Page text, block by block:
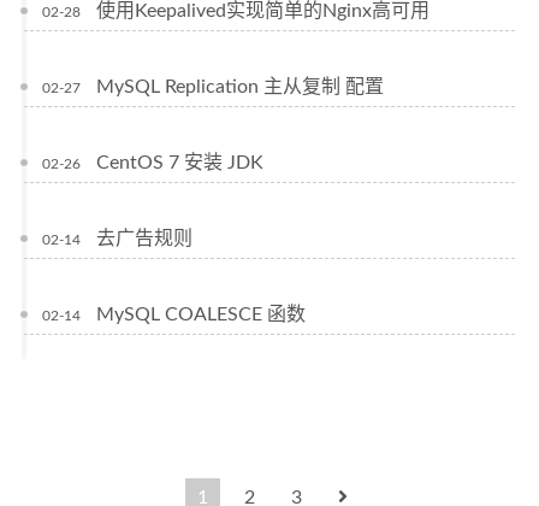
02-28 使用Keepalived实现简单的Nginx高可用
02-27 MySQL Replication 主从复制 配置
02-26 CentOS 7 安装 JDK
02-14 去广告规则
02-14 MySQL COALESCE 函数
1 2 3